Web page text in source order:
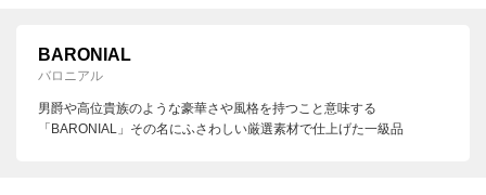
BARONIAL
バロニアル
男爵や高位貴族のような豪華さや風格を持つこと意味する
「BARONIAL」その名にふさわしい厳選素材で仕上げた一級品